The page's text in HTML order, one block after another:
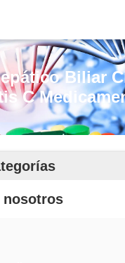
Biliar
C
nosotros